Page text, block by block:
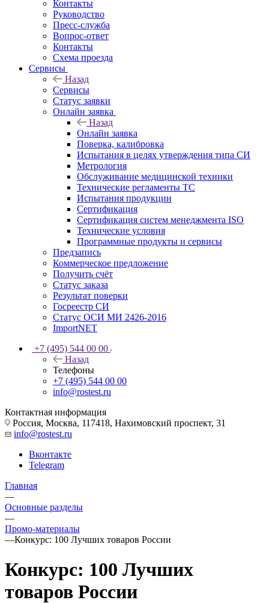
Контакты
Руководство
Пресс-служба
Вопрос-ответ
Контакты
Схема проезда
Сервисы
Назад
Сервисы
Статус заявки
Онлайн заявка
Назад
Онлайн заявка
Поверка, калибровка
Испытания в целях утверждения типа СИ
Метрология
Обслуживание медицинской техники
Технические регламенты ТС
Испытания продукции
Сертификация
Сертификация систем менеджмента ISO
Технические условия
Программные продукты и сервисы
Предзапись
Коммерческое предложение
Получить счёт
Статус заказа
Результат поверки
Госреестр СИ
Статус ОСИ МИ 2426-2016
ImportNET
+7 (495) 544 00 00
Назад
Телефоны
+7 (495) 544 00 00
info@rostest.ru
Контактная информация
Россия, Москва, 117418, Нахимовский проспект, 31
info@rostest.ru
Вконтакте
Telegram
Главная
—
Основные разделы
—
Промо-материалы
—Конкурс: 100 Лучших товаров России
Конкурс: 100 Лучших
товаров России